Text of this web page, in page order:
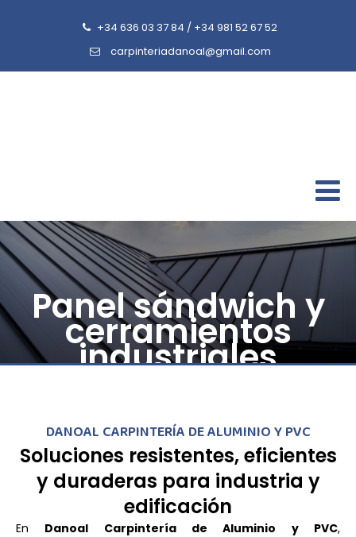
+34 636 03 37 84 / +34 981 52 67 52
carpinteriadanoal@gmail.com
Panel sándwich y
cerramientos
industriales
DANOAL CARPINTERÍA DE ALUMINIO Y PVC
Soluciones resistentes, eficientes
y duraderas para industria y
edificación
En Danoal Carpintería de Aluminio y PVC,